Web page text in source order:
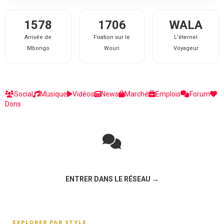
1578
Arrivée de
Mbongo
1706
Fixation sur le
Wouri
WALA
L'éternel
Voyageur
Social Musique Vidéos News Marché Emplois
Forum
Dons
ENTRER DANS LE RÉSEAU →
EXPLORER PAR STYLE